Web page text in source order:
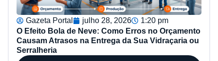
Gazeta Portal julho 28, 2026
1:20 pm
O Efeito Bola de Neve: Como Erros no Orçamento
Causam Atrasos na Entrega da Sua Vidraçaria ou
Serralheria